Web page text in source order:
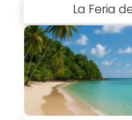
La Feria